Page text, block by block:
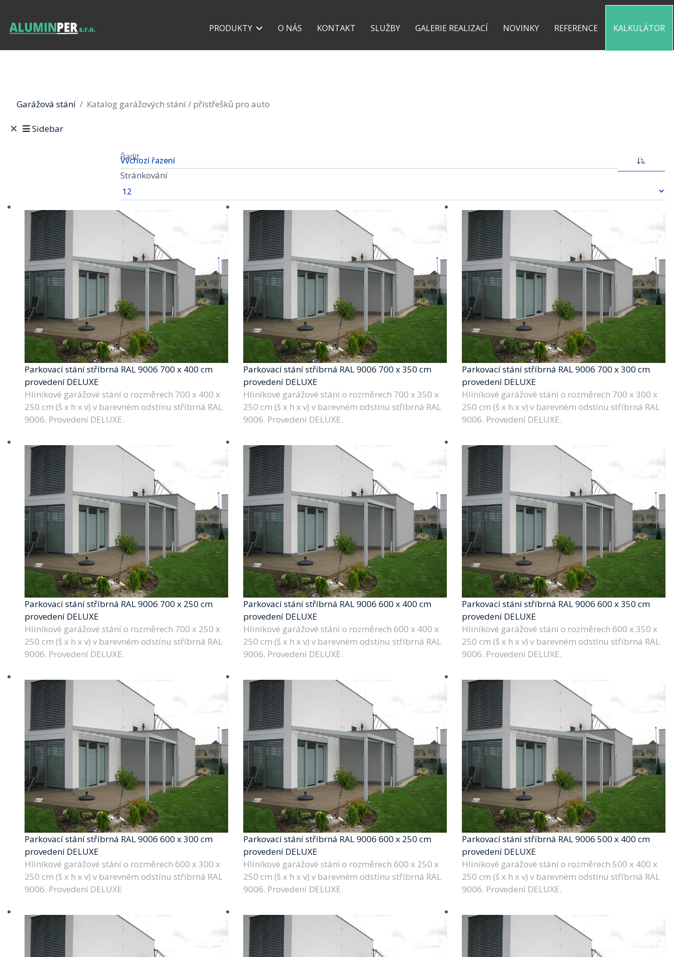
PRODUKTY O NÁS KONTAKT SLUŽBY GALERIE REALIZACÍ NOVINKY REFERENCE KALKULÁTOR
Garážová stání Katalog garážových stání / přístřešků pro auto
Sidebar
Řadit
Stránkování
Parkovací stání stříbrná RAL 9006 700 x 400 cm
provedení DELUXE
Hliníkové garážové stání o rozměrech 700 x 400 x
250 cm (š x h x v) v barevném odstínu stříbrná RAL
9006. Provedení DELUXE.
Parkovací stání stříbrná RAL 9006 700 x 350 cm
provedení DELUXE
Hliníkové garážové stání o rozměrech 700 x 350 x
250 cm (š x h x v) v barevném odstínu stříbrná RAL
9006. Provedení DELUXE.
Parkovací stání stříbrná RAL 9006 700 x 300 cm
provedení DELUXE
Hliníkové garážové stání o rozměrech 700 x 300 x
250 cm (š x h x v) v barevném odstínu stříbrná RAL
9006. Provedení DELUXE.
Parkovací stání stříbrná RAL 9006 700 x 250 cm
provedení DELUXE
Hliníkové garážové stání o rozměrech 700 x 250 x
250 cm (š x h x v) v barevném odstínu stříbrná RAL
9006. Provedení DELUXE.
Parkovací stání stříbrná RAL 9006 600 x 400 cm
provedení DELUXE
Hliníkové garážové stání o rozměrech 600 x 400 x
250 cm (š x h x v) v barevném odstínu stříbrná RAL
9006. Provedení DELUXE.
Parkovací stání stříbrná RAL 9006 600 x 350 cm
provedení DELUXE
Hliníkové garážové stání o rozměrech 600 x 350 x
250 cm (š x h x v) v barevném odstínu stříbrná RAL
9006. Provedení DELUXE.
Parkovací stání stříbrná RAL 9006 600 x 300 cm
provedení DELUXE
Hliníkové garážové stání o rozměrech 600 x 300 x
250 cm (š x h x v) v barevném odstínu stříbrná RAL
9006. Provedení DELUXE
Parkovací stání stříbrná RAL 9006 600 x 250 cm
provedení DELUXE
Hliníkové garážové stání o rozměrech 600 x 250 x
250 cm (š x h x v) v barevném odstínu stříbrná RAL
9006. Provedení DELUXE.
Parkovací stání stříbrná RAL 9006 500 x 400 cm
provedení DELUXE
Hliníkové garážové stání o rozměrech 500 x 400 x
250 cm (š x h x v) v barevném odstínu stříbrná RAL
9006. Provedení DELUXE.